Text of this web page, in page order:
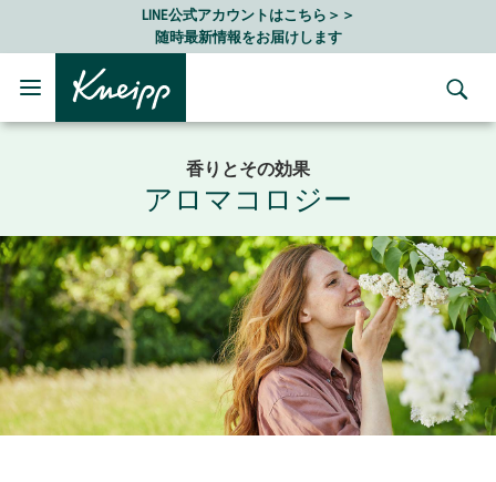
Skip to main content
Skip to footer contentLINE公式アカウントはこちら＞＞
随時最新情報をお届けします
香りとその効果
アロマコロジー